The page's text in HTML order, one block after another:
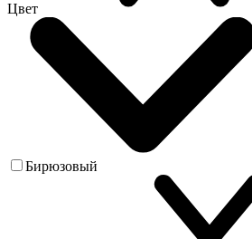
Цвет
Бирюзовый